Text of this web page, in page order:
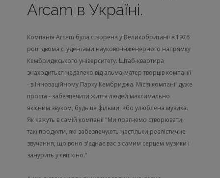
Arcam в Україні.
Компанія Arcam була створена у Великобританії в 1976
році двома студентами науково-інженерного напрямку
Кембриджського університету. Штаб-квартира
знаходиться недалеко від альма-матер творців компанії
- в Інноваційному Парку Кембриджа. Місія компанії дуже
проста - забезпечити життя людей максимально
якісним звуком, будь це фільми, або улюблена музика.
Як кажуть в самій компанії "Ми прагнемо створювати
такі продукти, які забезпечують настільки реалістичне
звучання, що воно з'єднає вас з самим серцем музики і
занурить у світ кіно."